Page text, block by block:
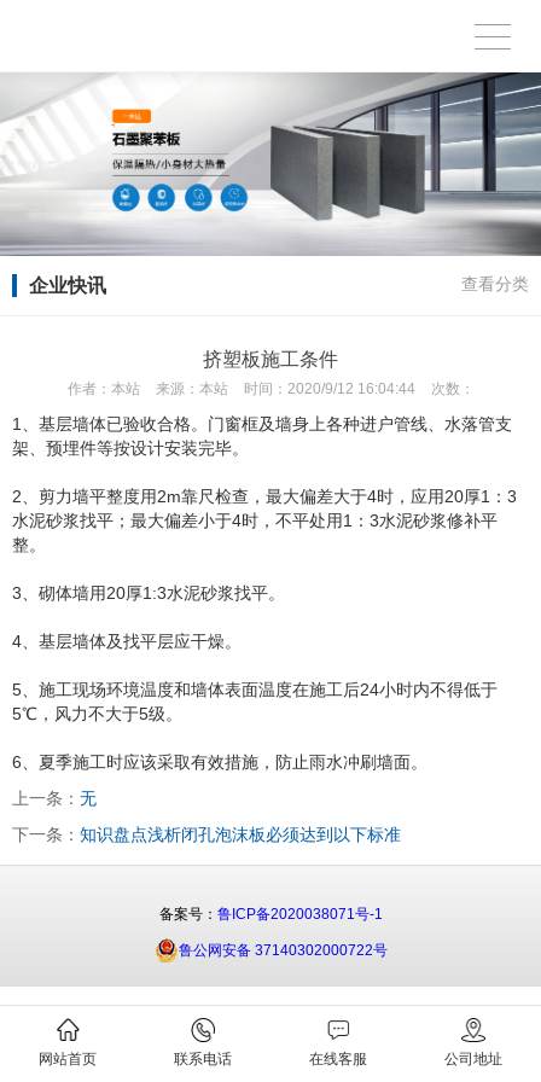
企业快讯 查看分类
挤塑板施工条件
作者： 本站 来源： 本站 时间： 2020/9/12 16:04:44 次数：
1、基层墙体已验收合格。门窗框及墙身上各种进户管线、水落管支
架、预埋件等按设计安装完毕。
2、剪力墙平整度用2m靠尺检查，最大偏差大于4时，应用20厚1：3
水泥砂浆找平；最大偏差小于4时，不平处用1：3水泥砂浆修补平
整。
3、砌体墙用20厚1:3水泥砂浆找平。
4、基层墙体及找平层应干燥。
5、施工现场环境温度和墙体表面温度在施工后24小时内不得低于
5℃，风力不大于5级。
6、夏季施工时应该采取有效措施，防止雨水冲刷墙面。
上一条： 无
下一条： 知识盘点浅析闭孔泡沫板必须达到以下标准
网站首页 联系电话 在线客服 公司地址
备案号： 鲁ICP备2020038071号-1
鲁公网安备 37140302000722号